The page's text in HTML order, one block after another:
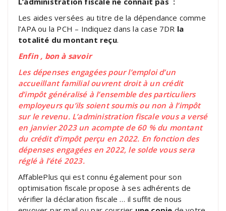
Les aides versées au titre de la dépendance comme
l’APA ou la PCH – Indiquez dans la case 7DR la
totalité du montant reçu.
Enfin , bon à savoir
Les dépenses engagées pour l’emploi d’un
accueillant familial ouvrent droit à un crédit
d’impôt généralisé à l’ensemble des particuliers
employeurs qu’ils soient soumis ou non à l’impôt
sur le revenu. L’administration fiscale vous a versé
en janvier 2023 un acompte de 60 % du montant
du crédit d’impôt perçu en 2022. En fonction des
dépenses engagées en 2022, le solde vous sera
réglé à l’été 2023.
AffablePlus qui est connu également pour son
optimisation fiscale propose à ses adhérents de
vérifier la déclaration fiscale … il suffit de nous